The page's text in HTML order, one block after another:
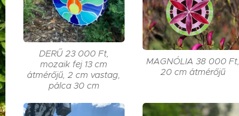
DERŰ 23 000 Ft,
mozaik fej 13 cm
átmérőjű, 2 cm vastag,
pálca 30 cm
MAGNÓLIA 38 000 Ft,
20 cm átmérőjű